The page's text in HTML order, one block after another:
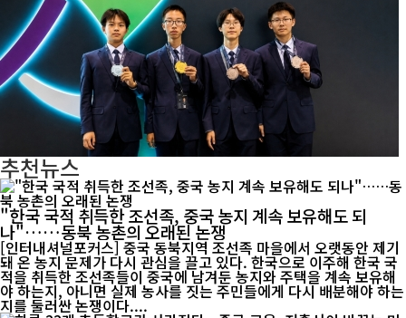
추천뉴스
"한국 국적 취득한 조선족, 중국 농지 계속 보유해도 되
나"……동북 농촌의 오래된 논쟁
[인터내셔널포커스] 중국 동북지역 조선족 마을에서 오랫동안 제기
돼 온 농지 문제가 다시 관심을 끌고 있다. 한국으로 이주해 한국 국
적을 취득한 조선족들이 중국에 남겨둔 농지와 주택을 계속 보유해
야 하는지, 아니면 실제 농사를 짓는 주민들에게 다시 배분해야 하는
지를 둘러싼 논쟁이다....